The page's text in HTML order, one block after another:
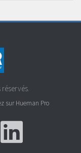
sur Hueman Pro